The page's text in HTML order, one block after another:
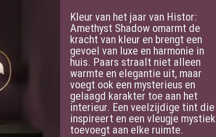
Kleur van het jaar van Histor:
Amethyst Shadow omarmt de
kracht van kleur en brengt een
gevoel van luxe en harmonie in
huis. Paars straalt niet alleen
warmte en elegantie uit, maar
voegt ook een mysterieus en
gelaagd karakter toe aan het
interieur. Een veelzijdige tint die
inspireert en een vleugje mystiek
toevoegt aan elke ruimte.